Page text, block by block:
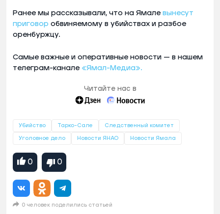
Ранее мы рассказывали, что на Ямале вынесут
приговор обвиняемому в убийствах и разбое
оренбуржцу.
Самые важные и оперативные новости — в нашем
телеграм-канале «Ямал-Медиа».
Читайте нас в
Убийство Тарко-Сале Следственный комитет
Уголовное дело Новости ЯНАО Новости Ямала
0 0
0 человек поделились статьей